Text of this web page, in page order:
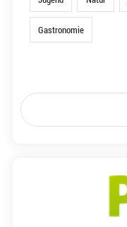
Gastronomie